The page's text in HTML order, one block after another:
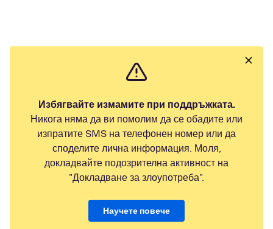
Избягвайте измамите при поддръжката.
Никога няма да ви помолим да се обадите или
изпратите SMS на телефонен номер или да
споделите лична информация. Моля,
докладвайте подозрителна активност на
"Докладване за злоупотреба".
Научете повече